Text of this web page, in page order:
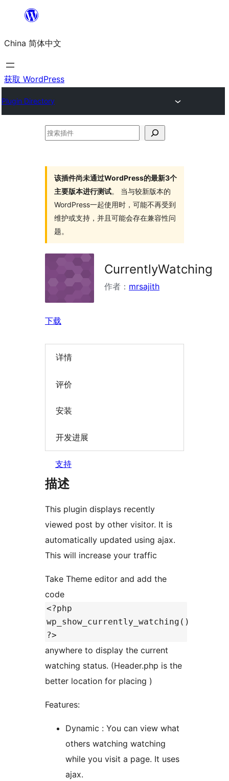
内
容
China 简体中文
获取 WordPress
Plugin Directory
搜
该插件尚未通过WordPress的最新3个
主要版本进行测试。 当与较新版本的
WordPress一起使用时，可能不再受到
维护或支持，并且可能会存在兼容性问
题。
CurrentlyWatching
作者： mrsajith
下载
详情
评价
安装
开发进展
支持
描述
This plugin displays recently
viewed post by other visitor. It is
automatically updated using ajax.
This will increase your traffic
Take Theme editor and add the
code
<?php
wp_show_currently_watching()
?>
anywhere to display the current
watching status. (Header.php is the
better location for placing )
Features:
Dynamic : You can view what
others watching watching
while you visit a page. It uses
ajax.